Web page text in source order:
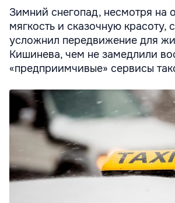
Зимний снегопад, несмотря на
мягкость и сказочную красоту,
усложнил передвижение для
Кишинева, чем не замедлили
«предприимчивые» сервисы